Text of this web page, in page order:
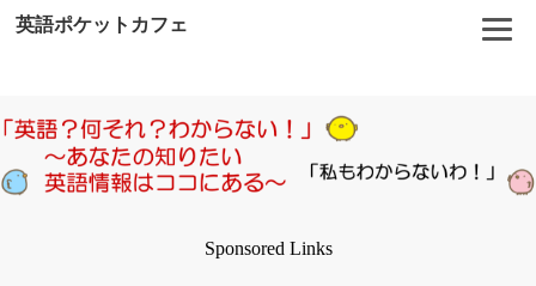
英語ポケットカフェ
Sponsored Links